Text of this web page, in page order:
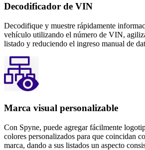
Decodificador de VIN
Decodifique y muestre rápidamente
vehículo utilizando el número de VIN,
listado y reduciendo el ingreso manual de
Marca visual personalizable
Con Spyne, puede agregar fácilmente
colores personalizados para que coincidan
marca, dando a sus listados un aspecto